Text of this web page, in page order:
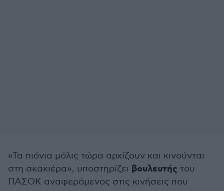
«Τα πιόνια μόλις τώρα αρχίζουν και κινούνται
στη σκακιέρα», υποστηρίζει βουλευτής του
ΠΑΣΟΚ αναφερόμενος στις κινήσεις που